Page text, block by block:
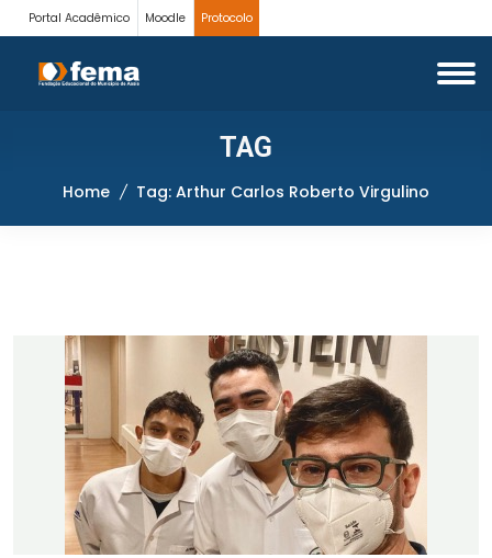
Portal Acadêmico Moodle Protocolo
TAG
Home Tag: Arthur Carlos Roberto Virgulino